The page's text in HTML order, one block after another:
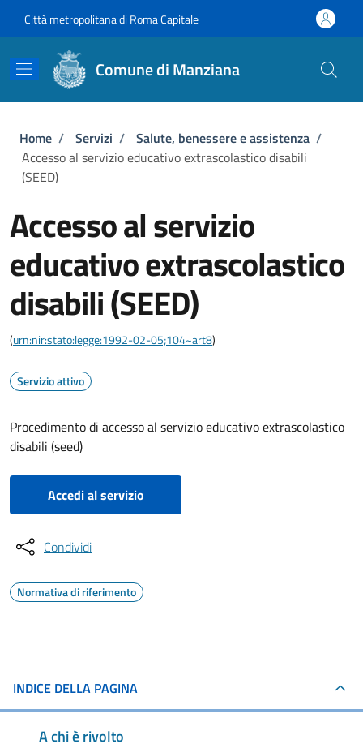
Città metropolitana di Roma Capitale
Comune di Manziana
Briciole di pane
Home / Servizi / Salute, benessere e assistenza /
Accesso al servizio educativo extrascolastico disabili
(SEED)
Accesso al servizio
educativo extrascolastico
disabili (SEED)
(urn:nir:stato:legge:1992-02-05;104~art8)
Servizio attivo
Procedimento di accesso al servizio educativo extrascolastico
disabili (seed)
Accedi al servizio
Condividi
Normativa di riferimento
INDICE DELLA PAGINA
A chi è rivolto